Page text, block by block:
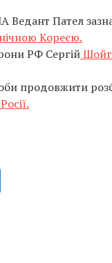
Ведант Пател
Кореєю.
РФ Сергій
продовжити